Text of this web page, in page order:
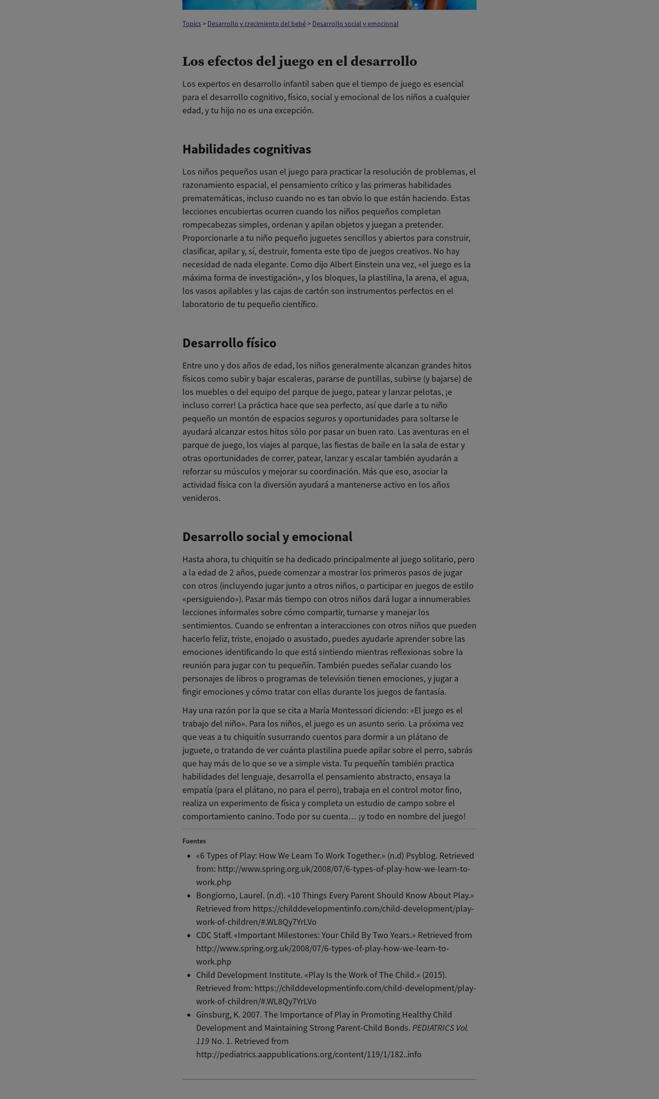
Topics> Desarrollo y crecimiento del bebé> Desarrollo social y emocional
Los efectos del juego en el desarrollo
Los expertos en desarrollo infantil saben que el tiempo de juego es esencial
para el desarrollo cognitivo, físico, social y emocional de los niños a cualquier
edad, y tu hijo no es una excepción.
Habilidades cognitivas
Los niños pequeños usan el juego para practicar la resolución de problemas, el
razonamiento espacial, el pensamiento crítico y las primeras habilidades
prematemáticas, incluso cuando no es tan obvio lo que están haciendo. Estas
lecciones encubiertas ocurren cuando los niños pequeños completan
rompecabezas simples, ordenan y apilan objetos y juegan a pretender.
Proporcionarle a tu niño pequeño juguetes sencillos y abiertos para construir,
clasificar, apilar y, sí, destruir, fomenta este tipo de juegos creativos. No hay
necesidad de nada elegante. Como dijo Albert Einstein una vez, «el juego es la
máxima forma de investigación», y los bloques, la plastilina, la arena, el agua,
los vasos apilables y las cajas de cartón son instrumentos perfectos en el
laboratorio de tu pequeño científico.
Desarrollo físico
Entre uno y dos años de edad, los niños generalmente alcanzan grandes hitos
físicos como subir y bajar escaleras, pararse de puntillas, subirse (y bajarse) de
los muebles o del equipo del parque de juego, patear y lanzar pelotas, ¡e
incluso correr! La práctica hace que sea perfecto, así que darle a tu niño
pequeño un montón de espacios seguros y oportunidades para soltarse le
ayudará alcanzar estos hitos sólo por pasar un buen rato. Las aventuras en el
parque de juego, los viajes al parque, las fiestas de baile en la sala de estar y
otras oportunidades de correr, patear, lanzar y escalar también ayudarán a
reforzar su músculos y mejorar su coordinación. Más que eso, asociar la
actividad física con la diversión ayudará a mantenerse activo en los años
venideros.
Desarrollo social y emocional
Hasta ahora, tu chiquitín se ha dedicado principalmente al juego solitario, pero
a la edad de 2 años, puede comenzar a mostrar los primeros pasos de jugar
con otros (incluyendo jugar junto a otros niños, o participar en juegos de estilo
«persiguiendo»). Pasar más tiempo con otros niños dará lugar a innumerables
lecciones informales sobre cómo compartir, turnarse y manejar los
sentimientos. Cuando se enfrentan a interacciones con otros niños que pueden
hacerlo feliz, triste, enojado o asustado, puedes ayudarle aprender sobre las
emociones identificando lo que está sintiendo mientras reflexionas sobre la
reunión para jugar con tu pequeñín. También puedes señalar cuando los
personajes de libros o programas de televisión tienen emociones, y jugar a
fingir emociones y cómo tratar con ellas durante los juegos de fantasía.
Hay una razón por la que se cita a María Montessori diciendo: «El juego es el
trabajo del niño». Para los niños, el juego es un asunto serio. La próxima vez
que veas a tu chiquitín susurrando cuentos para dormir a un plátano de
juguete, o tratando de ver cuánta plastilina puede apilar sobre el perro, sabrás
que hay más de lo que se ve a simple vista. Tu pequeñín también practica
habilidades del lenguaje, desarrolla el pensamiento abstracto, ensaya la
empatía (para el plátano, no para el perro), trabaja en el control motor fino,
realiza un experimento de física y completa un estudio de campo sobre el
comportamiento canino. Todo por su cuenta… ¡y todo en nombre del juego!
Fuentes
«6 Types of Play: How We Learn To Work Together.» (n.d) Psyblog. Retrieved
from: http://www.spring.org.uk/2008/07/6-types-of-play-how-we-learn-to-
work.php
Bongiorno, Laurel. (n.d). «10 Things Every Parent Should Know About Play.»
Retrieved from https://childdevelopmentinfo.com/child-development/play-
work-of-children/#.WL8Qy7YrLVo
CDC Staff. «Important Milestones: Your Child By Two Years.» Retrieved from
http://www.spring.org.uk/2008/07/6-types-of-play-how-we-learn-to-
work.php
Child Development Institute. «Play Is the Work of The Child.» (2015).
Retrieved from: https://childdevelopmentinfo.com/child-development/play-
work-of-children/#.WL8Qy7YrLVo
Ginsburg, K. 2007. The Importance of Play in Promoting Healthy Child
Development and Maintaining Strong Parent-Child Bonds.PEDIATRICS Vol.
119 No. 1. Retrieved from
http://pediatrics.aappublications.org/content/119/1/182..info